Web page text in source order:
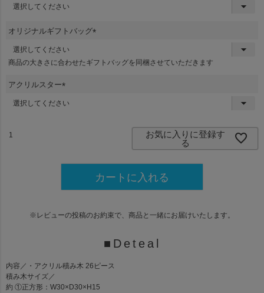
オリジナルギフトバッグ
須
商品の大きさに合わせたギフトバッグを同梱させていただきます
アクリルスター
お気に入りに登録す
る
カートに入れる
※レビューの投稿のお約束で、商品と一緒にお届けいたします。
■Deteal
内容 ／・アクリル積み木 26ピース
積み木サイズ／
約 ①正方形：W30×D30×H15